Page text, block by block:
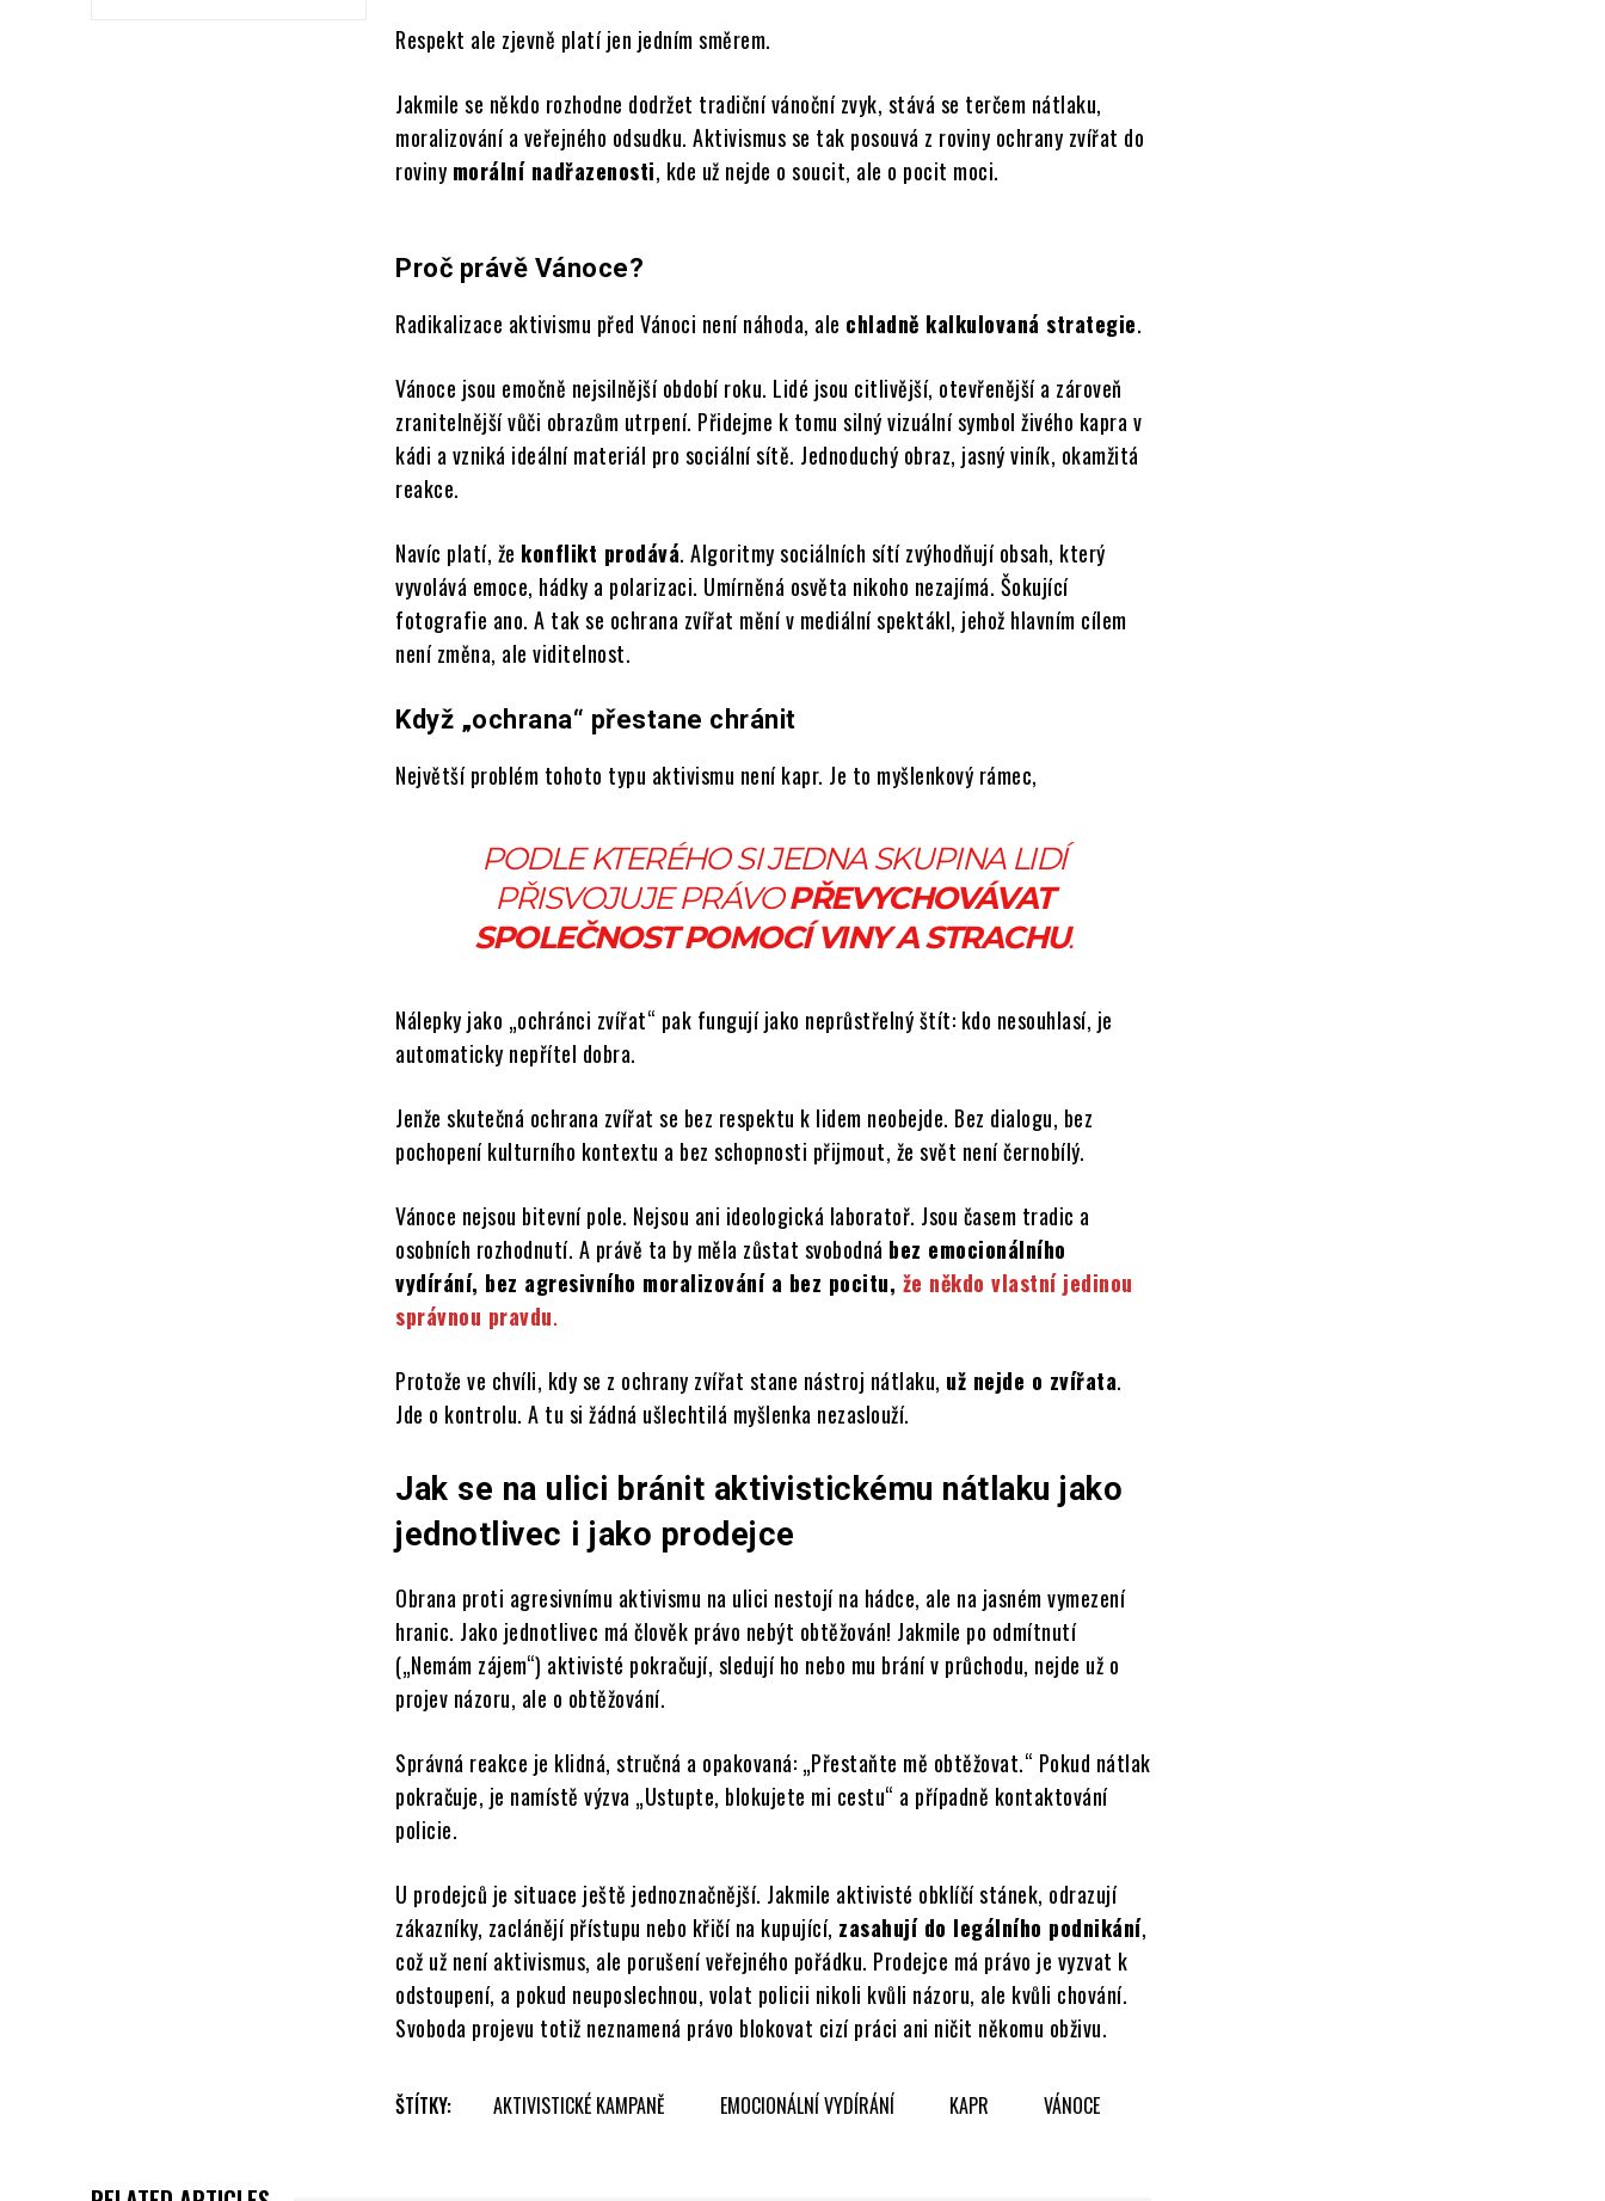
Respekt ale zjevně platí jen jedním směrem.
Jakmile se někdo rozhodne dodržet tradiční vánoční zvyk, stává se terčem nátlaku,
moralizování a veřejného odsudku. Aktivismus se tak posouvá z roviny ochrany zvířat do
roviny morální nadřazenosti, kde už nejde o soucit, ale o pocit moci.
Proč právě Vánoce?
Radikalizace aktivismu před Vánoci není náhoda, ale chladně kalkulovaná strategie.
Vánoce jsou emočně nejsilnější období roku. Lidé jsou citlivější, otevřenější a zároveň
zranitelnější vůči obrazům utrpení. Přidejme k tomu silný vizuální symbol živého kapra v
kádi a vzniká ideální materiál pro sociální sítě. Jednoduchý obraz, jasný viník, okamžitá
reakce.
Navíc platí, že konflikt prodává. Algoritmy sociálních sítí zvýhodňují obsah, který
vyvolává emoce, hádky a polarizaci. Umírněná osvěta nikoho nezajímá. Šokující
fotografie ano. A tak se ochrana zvířat mění v mediální spektákl, jehož hlavním cílem
není změna, ale viditelnost.
Když „ochrana“ přestane chránit
Největší problém tohoto typu aktivismu není kapr. Je to myšlenkový rámec,
PODLE KTERÉHO SI JEDNA SKUPINA LIDÍ
PŘISVOJUJE PRÁVOPŘEVYCHOVÁVAT
SPOLEČNOST POMOCÍ VINY A STRACHU.
Nálepky jako „ochránci zvířat“ pak fungují jako neprůstřelný štít: kdo nesouhlasí, je
automaticky nepřítel dobra.
Jenže skutečná ochrana zvířat se bez respektu k lidem neobejde. Bez dialogu, bez
pochopení kulturního kontextu a bez schopnosti přijmout, že svět není černobílý.
Vánoce nejsou bitevní pole. Nejsou ani ideologická laboratoř. Jsou časem tradic a
osobních rozhodnutí. A právě ta by měla zůstat svobodná bez emocionálního
vydírání, bez agresivního moralizování a bez pocitu, že někdo vlastní jedinou
správnou pravdu.
Protože ve chvíli, kdy se z ochrany zvířat stane nástroj nátlaku, už nejde o zvířata.
Jde o kontrolu. A tu si žádná ušlechtilá myšlenka nezaslouží.
Jak se na ulici bránit aktivistickému nátlaku jako
jednotlivec i jako prodejce
Obrana proti agresivnímu aktivismu na ulici nestojí na hádce, ale na jasném vymezení
hranic. Jako jednotlivec má člověk právo nebýt obtěžován! Jakmile po odmítnutí
(„Nemám zájem“) aktivisté pokračují, sledují ho nebo mu brání v průchodu, nejde už o
projev názoru, ale o obtěžování.
Správná reakce je klidná, stručná a opakovaná: „Přestaňte mě obtěžovat.“ Pokud nátlak
pokračuje, je namístě výzva „Ustupte, blokujete mi cestu“ a případně kontaktování
policie.
U prodejců je situace ještě jednoznačnější. Jakmile aktivisté obklíčí stánek, odrazují
zákazníky, zaclánějí přístupu nebo křičí na kupující, zasahují do legálního podnikání,
což už není aktivismus, ale porušení veřejného pořádku. Prodejce má právo je vyzvat k
odstoupení, a pokud neuposlechnou, volat policii nikoli kvůli názoru, ale kvůli chování.
Svoboda projevu totiž neznamená právo blokovat cizí práci ani ničit někomu obživu.
ŠTÍTKY: AKTIVISTICKÉ KAMPANĚ EMOCIONÁLNÍ VYDÍRÁNÍ KAPR VÁNOCE